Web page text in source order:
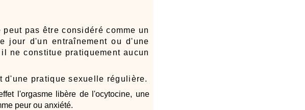
pas être considéré comme un
jour d'un entraînement ou d'une
ne constitue pratiquement aucun
d'une pratique sexuelle régulière.
l'orgasme libère de l'ocytocine, une
peur ou anxiété.